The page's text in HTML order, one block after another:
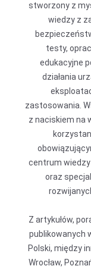
stworzony z
wiedzy z
testy,
edukacyjne
działania
zastosowania.
z naciskiem na
centrum
oraz
Z artykułów,
publikowanych
Polski, między
Wrocław,